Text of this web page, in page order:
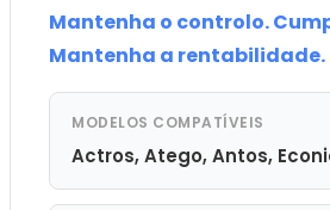
Mantenha o controlo.
Mantenha a rentabilidade.
MODELOS COMPATÍVEIS
Actros, Atego, Antos,